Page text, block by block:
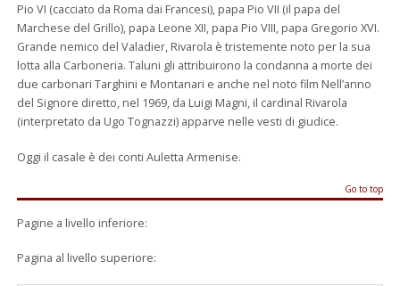
Pio VI (cacciato da Roma dai Francesi), papa Pio VII (il papa del
Marchese del Grillo), papa Leone XII, papa Pio VIII, papa Gregorio XVI.
Grande nemico del Valadier, Rivarola è tristemente noto per la sua
lotta alla Carboneria. Taluni gli attribuirono la condanna a morte dei
due carbonari Targhini e Montanari e anche nel noto film Nell’anno
del Signore diretto, nel 1969, da Luigi Magni, il cardinal Rivarola
(interpretato da Ugo Tognazzi) apparve nelle vesti di giudice.
Oggi il casale è dei conti Auletta Armenise.
Go to top
Pagine a livello inferiore:
Pagina al livello superiore: